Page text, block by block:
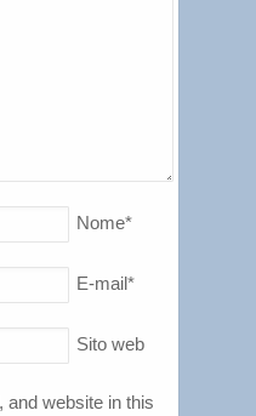
Nome*
E-mail*
Sito web
and website in this